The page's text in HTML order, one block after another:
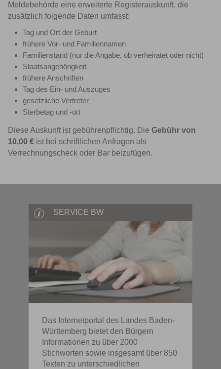
Meldebehörde eine erweiterte Registerauskunft, die
zusätzlich folgende Daten umfasst:
Tag und Ort der Geburt
frühere Vor- und Familiennamen
Familienstand (nur die Angabe, ob verheiratet oder nicht)
Staatsangehörigkeit
frühere Anschriften
Tag des Ein- und Auszuges
gesetzliche Vertreter
Sterbetag und -ort
Diese Auskunft ist gebührenpflichtig. Die Gebühr von
10,00 €ist bei schriftlichen Anfragen als
Verrechnungscheck oder Bar beizufügen.
SERVICE BW
Das Internetportal des Landes Baden-
Württemberg bietet den Bürgern
Informationen zu über 2000
Stichworten sowie insgesamt über 850
Texten zu unterschiedlichen